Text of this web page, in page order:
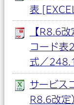
表
【R8.6
コード表
式／
サービス
R8.6改定